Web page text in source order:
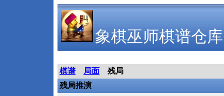
象棋巫师棋谱仓库
棋谱 局面
残局
残局推演